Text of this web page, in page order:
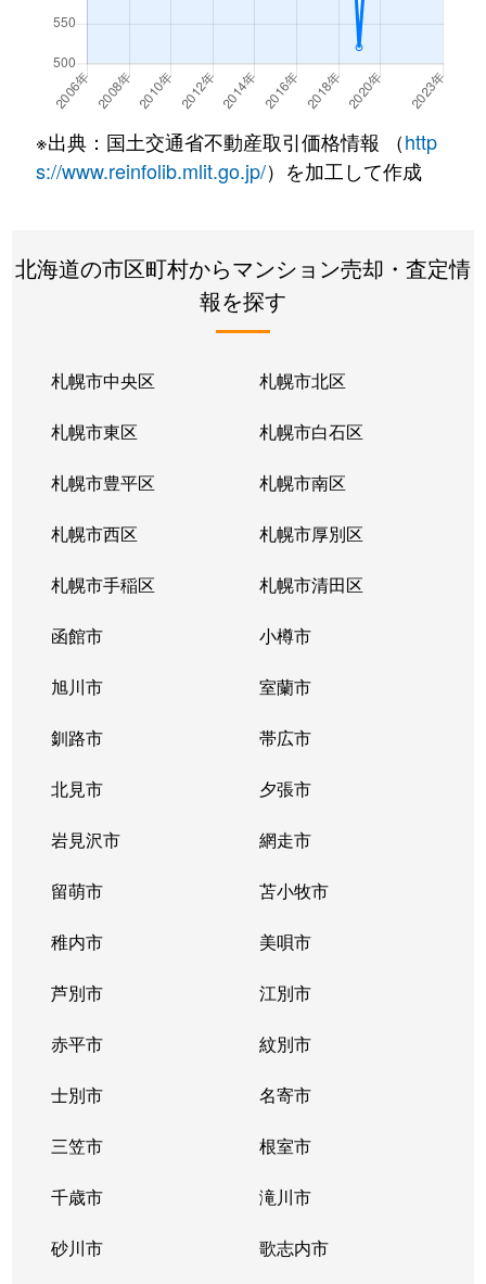
真駒内
真駒内上町
2,000万円 真駒内
徒歩16分
真駒内上町
2,100万円 真駒内
徒歩16分
真駒内本町
400万円 真駒内
徒歩45分
真駒内本町
730万円 真駒内
徒歩25分
990万円
真駒内緑町
1,300万円 真駒内
真駒内緑町
真駒内
真駒内緑町
真駒内
真駒内緑町
2,400万円 真駒内
真駒内緑町
真駒内
真駒内緑町
真駒内
真駒内南町
真駒内
真駒内南町
真駒内
真駒内南町
1,300万円 真駒内
真駒内南町
1,300万円 真駒内
真駒内南町
1,300万円 真駒内
真駒内南町
1,100万円 真駒内
真駒内南町
真駒内
南３１条西
2,400万円 澄川
南３１条西
2,600万円 澄川
南３２条西
澄川
南３２条西
澄川
南３３条西
1,600万円 澄川
※出典：国土交通省不動産取引価格情報 （http
s://www.reinfolib.mlit.go.jp/）を加工して作成
北海道の市区町村からマンション売却・査定情
報を探す
札幌市中央区 札幌市北区
札幌市東区 札幌市白石区
札幌市豊平区 札幌市南区
札幌市西区 札幌市厚別区
札幌市手稲区 札幌市清田区
函館市 小樽市
旭川市 室蘭市
釧路市 帯広市
北見市 夕張市
岩見沢市 網走市
留萌市 苫小牧市
稚内市 美唄市
芦別市 江別市
赤平市 紋別市
士別市 名寄市
三笠市 根室市
千歳市 滝川市
砂川市 歌志内市